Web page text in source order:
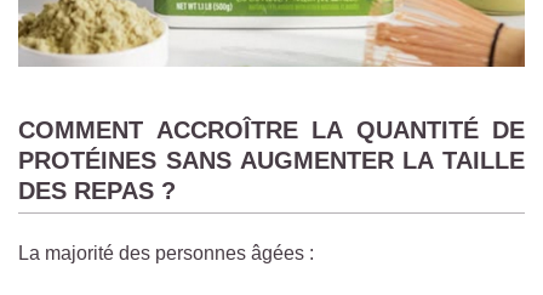
COMMENT ACCROÎTRE LA QUANTITÉ DE
PROTÉINES SANS AUGMENTER LA TAILLE
DES REPAS ?
La majorité des personnes âgées :